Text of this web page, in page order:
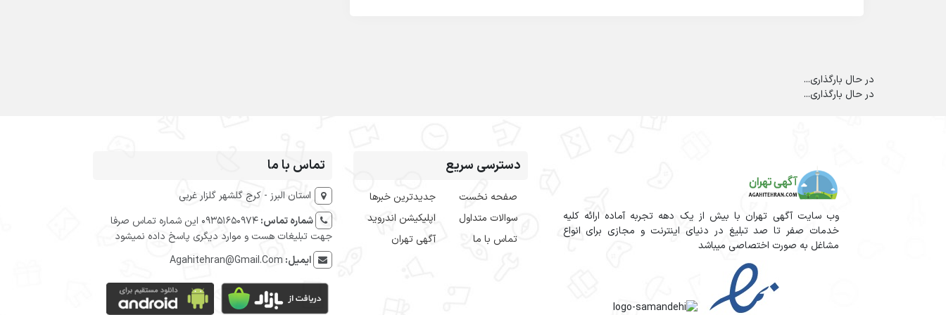
در حال بارگذاری...
در حال بارگذاری...
وب سایت آگهی تهران با بیش از یک دهه تجربه آماده ارائه کلیه
خدمات صفر تا صد تبلیغ در دنیای اینترنت و مجازی برای انواع
مشاغل به صورت اختصاصی میباشد
دسترسی سریع
صفحه نخست
سوالات متداول
تماس با ما
جدیدترین خبرها
اپلیکیشن اندروید
آگهی تهران
تماس با ما
استان البرز - کرج گلشهر گلزار غربی
شماره تماس:
09351650974 این شماره تماس صرفا
جهت تبلیغات هست و موارد دیگری پاسخ داده نمیشود
ایمیل: Agahitehran@Gmail.Com